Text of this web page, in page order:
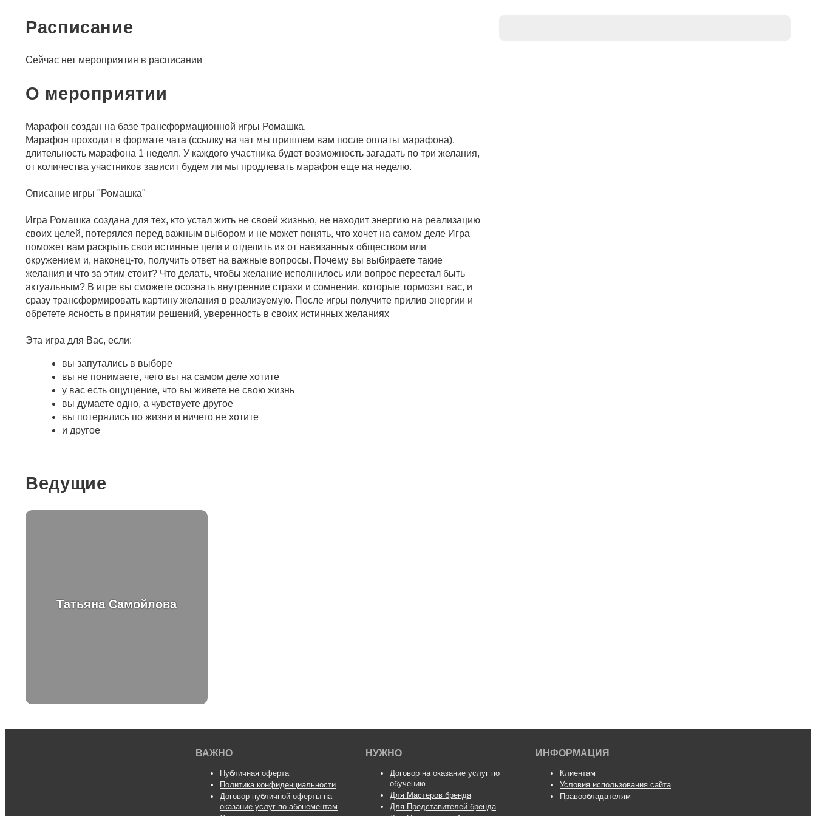
Расписание
Сейчас нет мероприятия в расписании
О мероприятии
Марафон создан на базе трансформационной игры Ромашка.
Марафон проходит в формате чата (ссылку на чат мы пришлем вам после оплаты марафона),
длительность марафона 1 неделя. У каждого участника будет возможность загадать по три желания,
от количества участников зависит будем ли мы продлевать марафон еще на неделю.
Описание игры "Ромашка"
Игра Ромашка создана для тех, кто устал жить не своей жизнью, не находит энергию на реализацию
своих целей, потерялся перед важным выбором и не может понять, что хочет на самом деле Игра
поможет вам раскрыть свои истинные цели и отделить их от навязанных обществом или
окружением и, наконец-то, получить ответ на важные вопросы. Почему вы выбираете такие
желания и что за этим стоит? Что делать, чтобы желание исполнилось или вопрос перестал быть
актуальным? В игре вы сможете осознать внутренние страхи и сомнения, которые тормозят вас, и
сразу трансформировать картину желания в реализуемую. После игры получите прилив энергии и
обретете ясность в принятии решений, уверенность в своих истинных желаниях
Эта игра для Вас, если:
вы запутались в выборе
вы не понимаете, чего вы на самом деле хотите
у вас есть ощущение, что вы живете не свою жизнь
вы думаете одно, а чувствуете другое
вы потерялись по жизни и ничего не хотите
и другое
Ведущие
Татьяна Самойлова
ВАЖНО
Публичная оферта
Политика конфиденциальности
Договор публичной оферты на
оказание услуг по абонементам
НУЖНО
Договор на оказание услуг по
обучению.
Для Мастеров бренда
Для Представителей бренда
ИНФОРМАЦИЯ
Клиентам
Условия использования сайта
Правообладателям